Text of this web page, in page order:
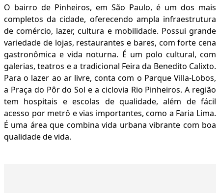
O bairro de Pinheiros, em São Paulo, é um dos mais
completos da cidade, oferecendo ampla infraestrutura
de comércio, lazer, cultura e mobilidade. Possui grande
variedade de lojas, restaurantes e bares, com forte cena
gastronômica e vida noturna. É um polo cultural, com
galerias, teatros e a tradicional Feira da Benedito Calixto.
Para o lazer ao ar livre, conta com o Parque Villa-Lobos,
a Praça do Pôr do Sol e a ciclovia Rio Pinheiros. A região
tem hospitais e escolas de qualidade, além de fácil
acesso por metrô e vias importantes, como a Faria Lima.
É uma área que combina vida urbana vibrante com boa
qualidade de vida.